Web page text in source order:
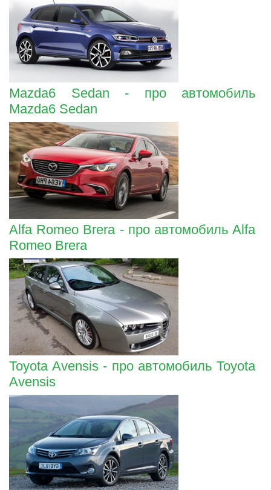
Mazda6 Sedan - про автомобиль
Mazda6 Sedan
Alfa Romeo Brera - про автомобиль Alfa
Romeo Brera
Toyota Avensis - про автомобиль Toyota
Avensis